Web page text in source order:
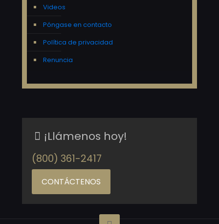
Videos
Póngase en contacto
Política de privacidad
Renuncia
¡Llámenos hoy!
(800) 361-2417
CONTÁCTENOS